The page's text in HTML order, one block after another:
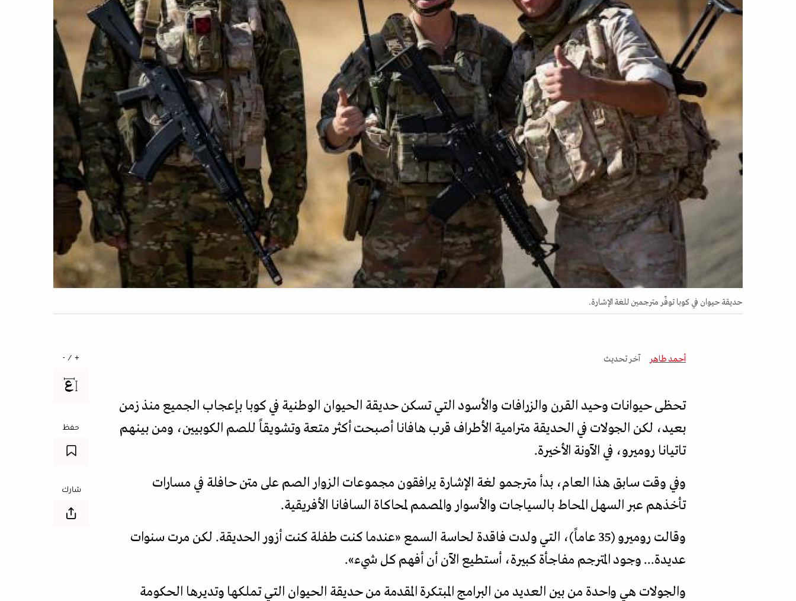
حديقة حيوان في كوبا توفّر مترجمين للغة الإشارة.
أحمد طاهر آخر تحديث
تحظى حيوانات وحيد القرن والزرافات والأسود التي تسكن حديقة الحيوان الوطنية في كوبا بإعجاب الجميع منذ زمن
بعيد، لكن الجولات في الحديقة مترامية الأطراف قرب هافانا أصبحت أكثر متعة وتشويقاً للصم الكوبيين، ومن بينهم
تاتيانا روميرو، في الآونة الأخيرة.
وفي وقت سابق هذا العام، بدأ مترجمو لغة الإشارة يرافقون مجموعات الزوار الصم على متن حافلة في مسارات
تأخذهم عبر السهل المحاط بالسياجات والأسوار والمصمم لمحاكاة السافانا الأفريقية.
وقالت روميرو (35 عاماً)، التي ولدت فاقدة لحاسة السمع «عندما كنت طفلة كنت أزور الحديقة. لكن مرت سنوات
عديدة... وجود المترجم مفاجأة كبيرة، أستطيع الآن أن أفهم كل شيء».
والجولات هي واحدة من بين العديد من البرامج المبتكرة المقدمة من حديقة الحيوان التي تملكها وتديرها الحكومة
+ / -
حفظ
شارك